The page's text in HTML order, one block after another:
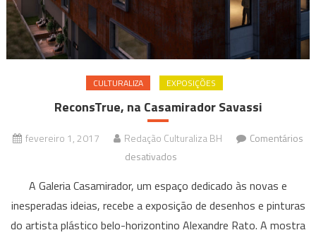
CULTURALIZA EXPOSIÇÕES
ReconsTrue, na Casamirador Savassi
fevereiro 1, 2017 Redação Culturaliza BH
Comentários
desativados
na
Casamirador
Savassi
A Galeria Casamirador, um espaço dedicado às novas e
inesperadas ideias, recebe a exposição de desenhos e pinturas
do artista plástico belo-horizontino Alexandre Rato. A mostra